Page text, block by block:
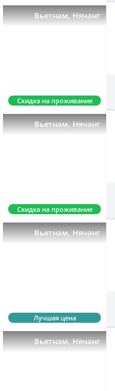
Вьетнам,Нячанг
Скидка на проживание
Вьетнам,Нячанг
Скидка на проживание
Вьетнам,Нячанг
Лучшая цена
Вьетнам,Нячанг